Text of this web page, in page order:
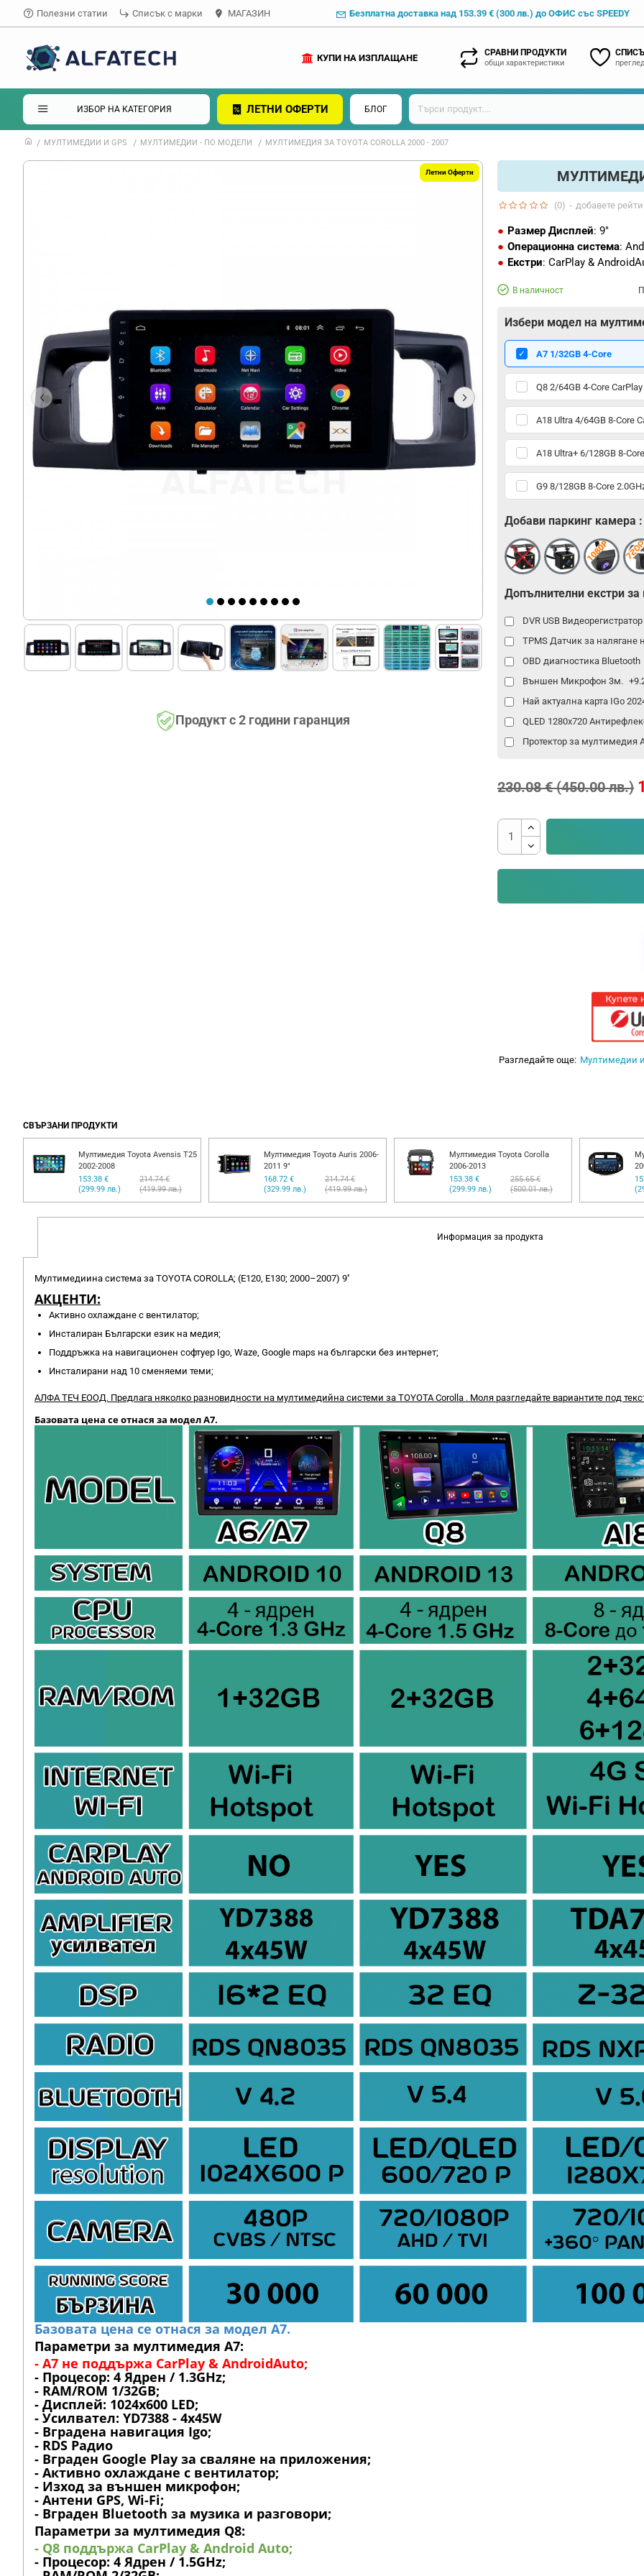
Полезни статии Списък с марки МАГАЗИН Безплатна доставка над 153.39 € (300 лв.) до ОФИС със SPEEDY
СРАВНИ ПРОДУКТИ
общи характеристики
КУПИ НА ИЗПЛАЩАНЕ
ИЗБОР НА КАТЕГОРИЯ ЛЕТНИ ОФЕРТИ БЛОГ
МУЛТИМЕДИИ И GPS МУЛТИМЕДИИ - ПО МОДЕЛИ МУЛТИМЕДИЯ ЗА TOYOTA COROLLA 2000 - 2007
Летни Оферти
Продукт с 2 години гаранция
Размер Дисплей: 9"
Операционна система:
Екстри: CarPlay &
В наличност
(0) - добавете
230.08 € (450.00 лв.)
Избери модел на
А7 1/32GB 4-Core
Q8 2/64GB 4-Core CarPlay
A18 Ultra 4/64GB 8-Core
A18 Ultra+ 6/128GB 8-
G9 8/128GB 8-Core
Добави паркинг камера :
Допълнителни екстри
DVR USB Видеорегистратор
TPMS Датчик за налягане
OBD диагностика Bluetooth
Външен Микрофон 3м.
Най актуална карта IGo
QLED 1280x720
Протектор за мултимедия
Разгледайте още: Мултимедии
СВЪРЗАНИ ПРОДУКТИ
Мултимедия Toyota Avensis T25
2002-2008
153.38 €
(299.99 лв.)
214.74 €
(419.99 лв.)
Мултимедия Toyota Auris 2006-
2011 9"
168.72 €
(329.99 лв.)
214.74 €
(419.99 лв.)
Мултимедия Toyota Corolla
2006-2013
153.38 €
(299.99 лв.)
255.65 €
(500.01 лв.)
Информация за продукта
Мултимедиина система за TOYOTA COROLLA; (E120, E130; 2000–2007) 9''
АКЦЕНТИ:
Активно охлаждане с вентилатор;
Инсталиран Български език на медия;
Поддръжка на навигационен софтуер Igo, Waze, Google maps на български без интернет;
Инсталирани над 10 сменяеми теми;
АЛФА ТЕЧ ЕООД. Предлага няколко разновидности на мултимедийна системи за TOYOTA Corolla . Моля разгледайте вариантите под
Базовата цена се отнася за модел А7.
Базовата цена се отнася за модел А7.
Параметри за мултимедия A7:
- A7 не поддържа CarPlay & AndroidAuto;
- Процесор: 4 Ядрен / 1.3GHz;
- RAM/ROM 1/32GB;
- Дисплей: 1024х600 LED;
- Усилвател: YD7388 - 4x45W
- Вградена навигация Igo;
- RDS Радио
- Вграден Google Play за сваляне на приложения;
- Активно охлаждане с вентилатор;
- Изход за външен микрофон;
- Антени GPS, Wi-Fi;
- Вграден Bluetooth за музика и разговори;
Параметри за мултимедия Q8:
- Q8 поддържа CarPlay & Android Auto;
- Процесор: 4 Ядрен / 1.5GHz;